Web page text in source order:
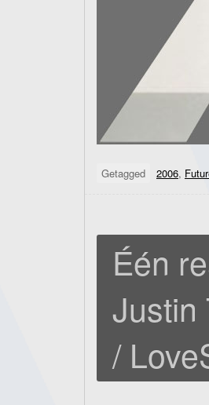
Getagged 2006,
Één
Justin
/